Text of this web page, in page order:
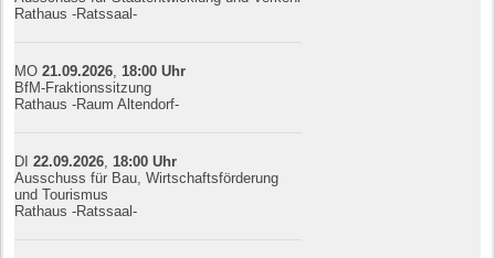
Rathaus -Ratssaal-
MO21.09.2026 18:00 Uhr
BfM-Fraktionssitzung
Rathaus -Raum Altendorf-
DI22.09.2026 18:00 Uhr
Ausschuss für Bau, Wirtschaftsförderung
und Tourismus
Rathaus -Ratssaal-